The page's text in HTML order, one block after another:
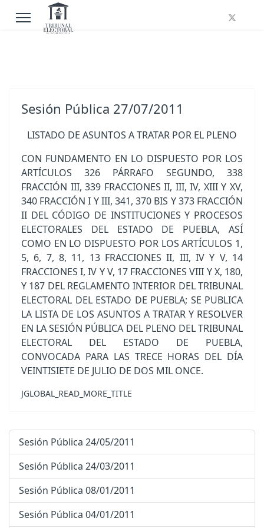
Sesión Pública 27/07/2011
LISTADO DE ASUNTOS A TRATAR POR EL PLENO
CON FUNDAMENTO EN LO DISPUESTO POR LOS
ARTÍCULOS 326 PÁRRAFO SEGUNDO, 338
FRACCIÓN III, 339 FRACCIONES II, III, IV, XIII Y XV,
340 FRACCIÓN I Y III, 341, 370 BIS Y 373 FRACCIÓN
II DEL CÓDIGO DE INSTITUCIONES Y PROCESOS
ELECTORALES DEL ESTADO DE PUEBLA, ASÍ
COMO EN LO DISPUESTO POR LOS ARTÍCULOS 1,
5, 6, 7, 8, 11, 13 FRACCIONES II, III, IV Y V, 14
FRACCIONES I, IV Y V, 17 FRACCIONES VIII Y X, 180,
Y 187 DEL REGLAMENTO INTERIOR DEL TRIBUNAL
ELECTORAL DEL ESTADO DE PUEBLA; SE PUBLICA
LA LISTA DE LOS ASUNTOS A TRATAR Y RESOLVER
EN LA SESIÓN PÚBLICA DEL PLENO DEL TRIBUNAL
ELECTORAL DEL ESTADO DE PUEBLA,
CONVOCADA PARA LAS TRECE HORAS DEL DÍA
VEINTISIETE DE JULIO DE DOS MIL ONCE.
JGLOBAL_READ_MORE_TITLE
Sesión Pública 24/05/2011
Sesión Pública 24/03/2011
Sesión Pública 08/01/2011
Sesión Pública 04/01/2011